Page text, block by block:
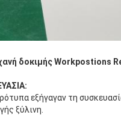
δοκιμής Workpostions
εξήγαγαν τη
ξύλινη.